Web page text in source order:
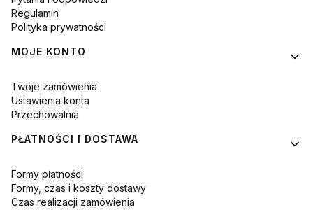
Regulamin
Polityka prywatności
MOJE KONTO
Twoje zamówienia
Ustawienia konta
Przechowalnia
PŁATNOŚCI I DOSTAWA
Formy płatności
Formy, czas i koszty dostawy
Czas realizacji zamówienia